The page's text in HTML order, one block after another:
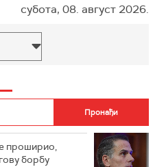
субота, 08. август 2026.
проширио,
борбу